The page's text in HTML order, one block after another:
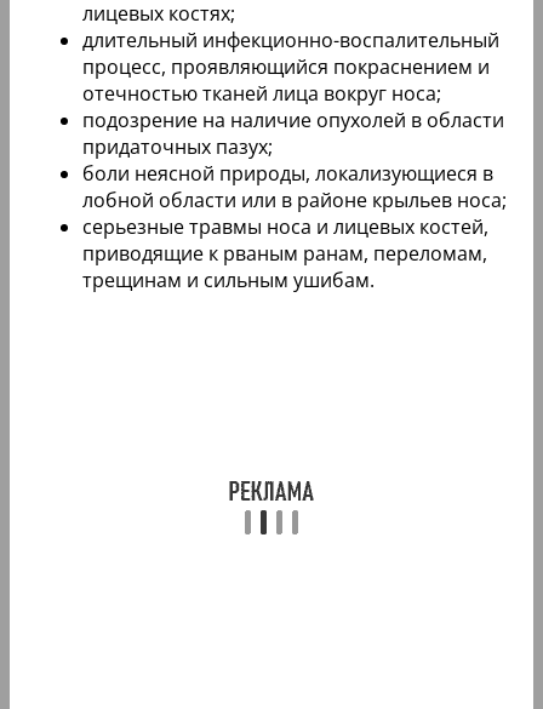
лицевых костях;
длительный инфекционно-воспалительный
процесс, проявляющийся покраснением и
отечностью тканей лица вокруг носа;
подозрение на наличие опухолей в области
придаточных пазух;
боли неясной природы, локализующиеся в
лобной области или в районе крыльев носа;
серьезные травмы носа и лицевых костей,
приводящие к рваным ранам, переломам,
трещинам и сильным ушибам.